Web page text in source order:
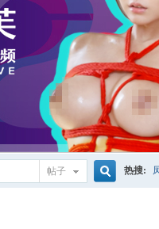
帖子 热搜: